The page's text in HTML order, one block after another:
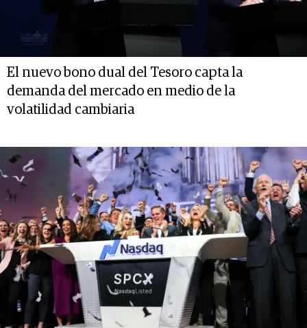
El nuevo bono dual del Tesoro capta la
demanda del mercado en medio de la
volatilidad cambiaria